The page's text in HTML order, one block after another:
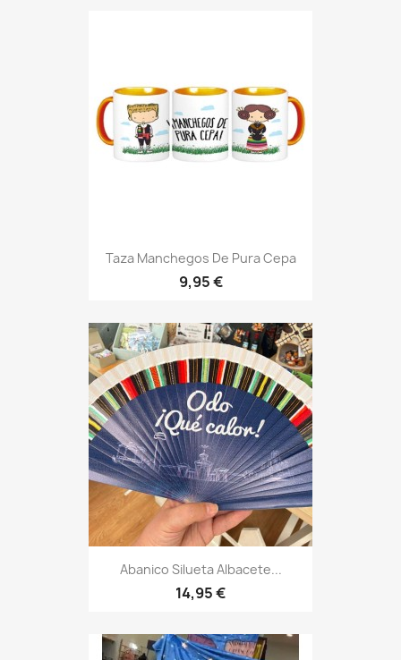
Taza Manchegos De Pura Cepa
9,95 €
Abanico Silueta Albacete...
14,95 €